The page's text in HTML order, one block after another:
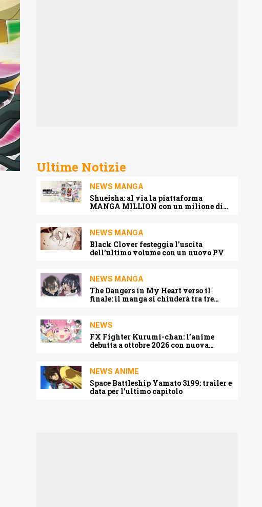
Ultime Notizie
NEWS MANGA
Shueisha: al via la piattaforma
MANGA MILLION con un milione di
NEWS MANGA
Black Clover festeggia l’uscita
dell’ultimo volume con un nuovo PV
NEWS MANGA
The Dangers in My Heart verso il
finale: il manga si chiuderà tra tre
NEWS
FX Fighter Kurumi-chan: l’anime
debutta a ottobre 2026 con nuova
NEWS ANIME
Space Battleship Yamato 3199: trailer e
data per l’ultimo capitolo